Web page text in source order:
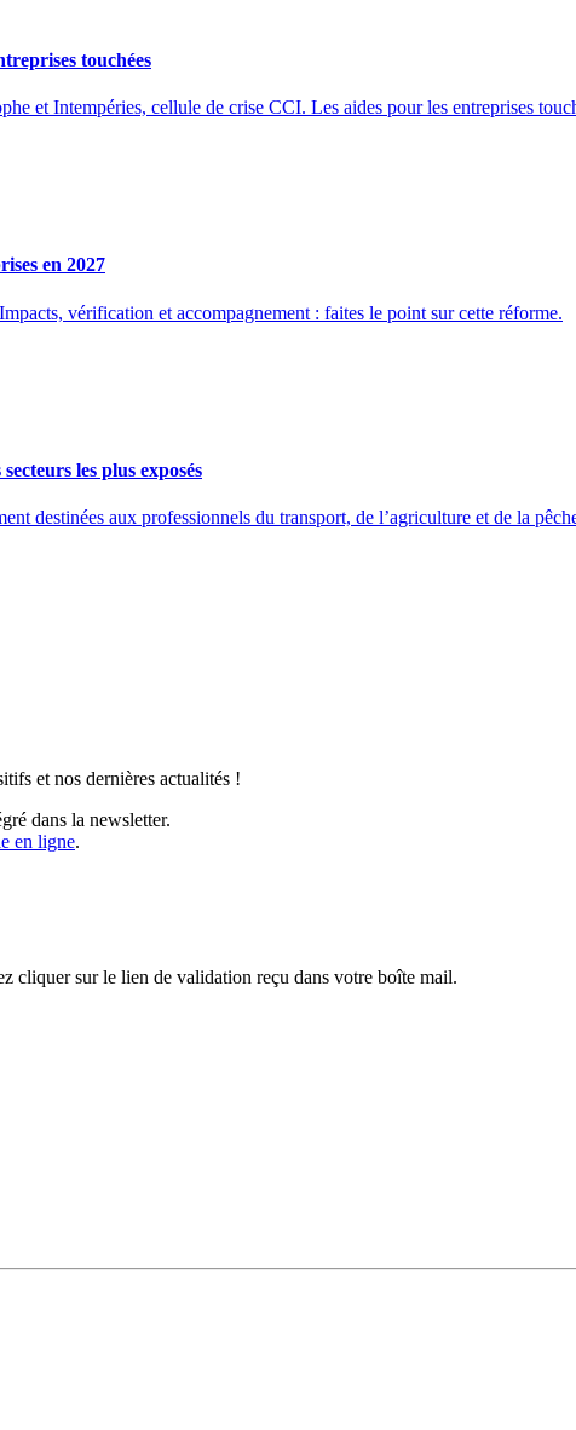
touchées
et Intempéries, cellule de crise CCI. Les aides pour les entreprises
en 2027
vérification et accompagnement : faites le point sur cette réforme.
les plus exposés
destinées aux professionnels du transport, de l’agriculture et de la
et nos dernières actualités !
dans la newsletter.
en ligne.
cliquer sur le lien de validation reçu dans votre boîte mail.